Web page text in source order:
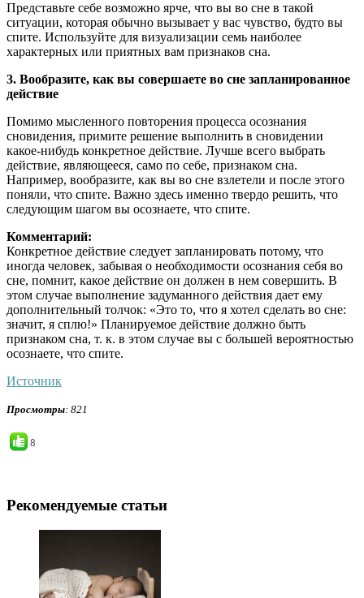
Представьте себе возможно ярче, что вы во сне в такой
ситуации, которая обычно вызывает у вас чувство, будто вы
спите. Используйте для визуализации семь наиболее
характерных или приятных вам признаков сна.
3. Вообразите, как вы совершаете во сне запланированное
действие
Помимо мысленного повторения процесса осознания
сновидения, примите решение выполнить в сновидении
какое-нибудь конкретное действие. Лучше всего выбрать
действие, являющееся, само по себе, признаком сна.
Например, вообразите, как вы во сне взлетели и после этого
поняли, что спите. Важно здесь именно твердо решить, что
следующим шагом вы осознаете, что спите.
Комментарий:
Конкретное действие следует запланировать потому, что
иногда человек, забывая о необходимости осознания себя во
сне, помнит, какое действие он должен в нем совершить. В
этом случае выполнение задуманного действия дает ему
дополнительный толчок: «Это то, что я хотел сделать во сне:
значит, я сплю!» Планируемое действие должно быть
признаком сна, т. к. в этом случае вы с большей вероятностью
осознаете, что спите.
Источник
Просмотры: 821
8
Рекомендуемые статьи